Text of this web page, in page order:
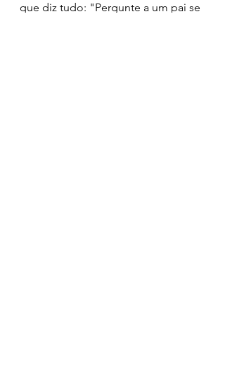
que diz tudo: "Pergunte a um pai se